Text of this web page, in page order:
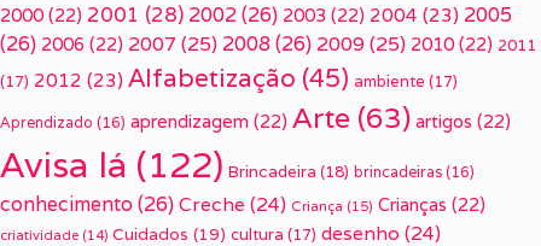
2000 (22) 2001 (28) 2002(26) 2003 (22) 2004 (23) 2005
(26) 2006 (22) 2007 (25) 2008(26) 2009(25) 2010 (22) 2011
(17) 2012 (23) Alfabetização (45) ambiente (17)
Aprendizado (16) aprendizagem (22) Arte (63) artigos (22)
Avisa lá (122) Brincadeira (18) brincadeiras (16)
conhecimento(26) Creche (24) Criança (15) Crianças (22)
criatividade (14) Cuidados (19) cultura (17) desenho (24)